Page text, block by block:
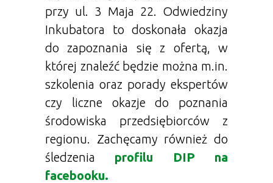
przy ul. 3 Maja 22. Odwiedziny
Inkubatora to doskonała okazja
do zapoznania się z ofertą, w
której znaleźć będzie można m.in.
szkolenia oraz porady ekspertów
czy liczne okazje do poznania
środowiska przedsiębiorców z
regionu. Zachęcamy również do
śledzenia profilu DIP na
facebooku.